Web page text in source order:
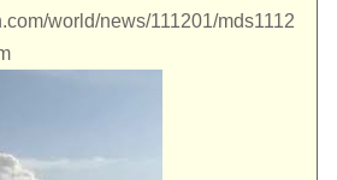
world/news/111201/mds1112